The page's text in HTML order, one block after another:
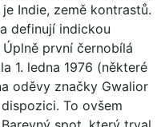
Indie, země kontrastů.
definují indickou
první černobílá
1. ledna 1976 (některé
oděvy značky Gwalior
To ovšem